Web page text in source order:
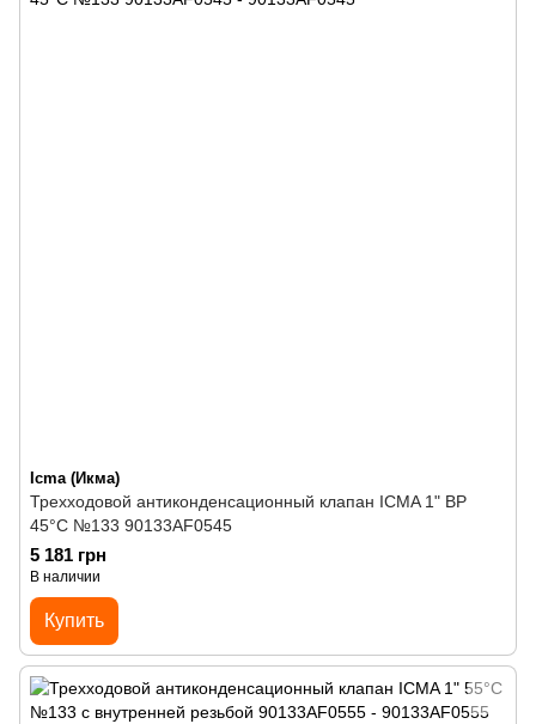
Icma (Икма)
Трехходовой антиконденсационный клапан ICMA 1" ВР
45°C №133 90133AF0545
5 181 грн
В наличии
Купить